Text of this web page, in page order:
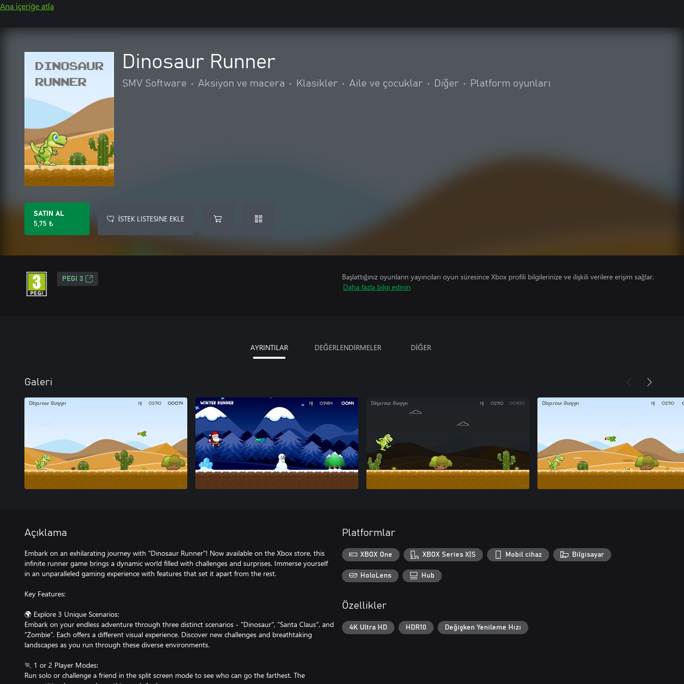
Ana içeriğe atla
Dinosaur Runner
SMV Software • Aksiyon ve macera • Klasikler • Aile ve çocuklar • Diğer • Platform oyunları
SATIN AL
5,75 ₺
İSTEK LISTESINE EKLE
PEGI 3
Başlattığınız oyunların yayıncıları oyun süresince Xbox profili bilgilerinize ve ilişkili verilere erişim sağlar.
Daha fazla bilgi edinin
AYRINTILAR DEĞERLENDİRMELER DİĞER
Galeri
Açıklama
Embark on an exhilarating journey with "Dinosaur Runner"! Now available on the Xbox store, this
infinite runner game brings a dynamic world filled with challenges and surprises. Immerse yourself
in an unparalleled gaming experience with features that set it apart from the rest.
Key Features:
🌍 Explore 3 Unique Scenarios:
Embark on your endless adventure through three distinct scenarios - "Dinosaur", "Santa Claus", and
"Zombie". Each offers a different visual experience. Discover new challenges and breathtaking
landscapes as you run through these diverse environments.
🏃 1 or 2 Player Modes:
Run solo or challenge a friend in the split screen mode to see who can go the farthest. The
Platformlar
XBOX One XBOX Series X|S Mobil cihaz Bilgisayar
HoloLens Hub
Özellikler
4K Ultra HD HDR10 Değişken Yenileme Hızı